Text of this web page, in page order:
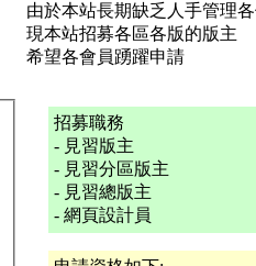
由於本站長期缺乏人手管理
現本站招募各區各版的版主
希望各會員踴躍申請
招募職務
- 見習版主
- 見習分區版主
- 見習總版主
- 網頁設計員